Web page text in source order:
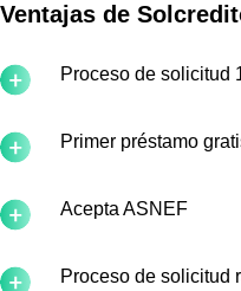
Ventajas de
Proceso de solicitud
Primer préstamo
Acepta ASNEF
Proceso de solicitud